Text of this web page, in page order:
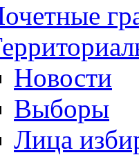
Новости
Выборы
Лица